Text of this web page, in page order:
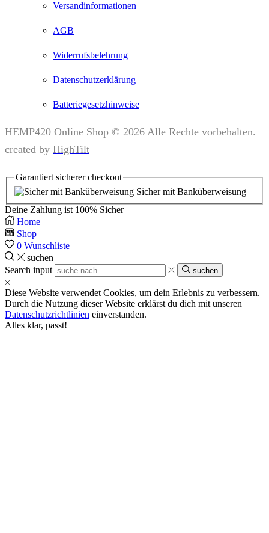
Versandinformationen
AGB
Widerrufsbelehrung
Datenschutzerklärung
Batteriegesetzhinweise
HEMP420 Online Shop © 2026 Alle Rechte vorbehalten.
created by HighTilt
Garantiert sicherercheckout
Sicher mit Banküberweisung
Deine Zahlung ist 100% Sicher
Home
Shop
0 Wunschliste
suchen
Search input
suchen
Diese Website verwendet Cookies, um dein Erlebnis zu verbessern.
Durch die Nutzung dieser Website erklärst du dich mit unseren
Datenschutzrichtlinien einverstanden.
Alles klar, passt!